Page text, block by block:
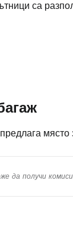
са
място
да получи